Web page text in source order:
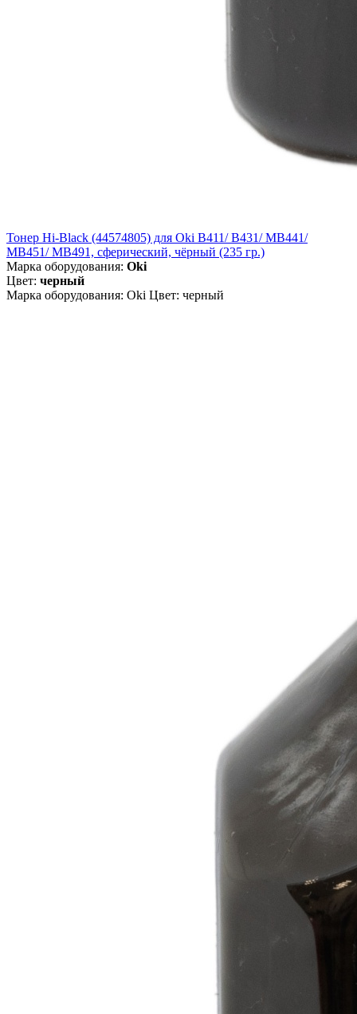
Тонер Hi-Black (44574805) для Oki B411/ B431/ MB441/
MB451/ MB491, сферический, чёрный (235 гр.)
Марка оборудования: Oki
Цвет: черный
Марка оборудования: Oki Цвет: черный